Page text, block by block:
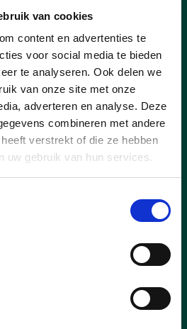
van cookies
content en advertenties te
voor social media te bieden
te analyseren. Ook delen we
van onze site met onze
adverteren en analyse. Deze
combineren met andere
verstrekt of die ze hebben
uw gebruik van hun services.
en dat kon
langer
Ik moest dus kiezen en
dat ons
voorkeur krijgt. Met
ik maakte deel uit
topteam. Ik blijf hen
van nabij volgen